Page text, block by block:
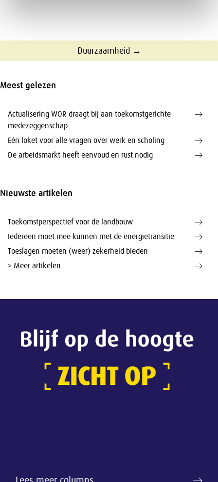
Duurzaamheid →
Meest gelezen
Actualisering WOR draagt bij aan toekomstgerichte
medezeggenschap
Eén loket voor alle vragen over werk en scholing
De arbeidsmarkt heeft eenvoud en rust nodig
Nieuwste artikelen
Toekomstperspectief voor de landbouw
Iedereen moet mee kunnen met de energietransitie
Toeslagen moeten (weer) zekerheid bieden
> Meer artikelen